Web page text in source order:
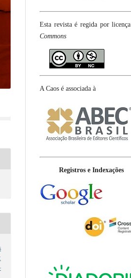
Esta revista é regida por licença
Commons
A Caos é associada à
Registros e Indexações